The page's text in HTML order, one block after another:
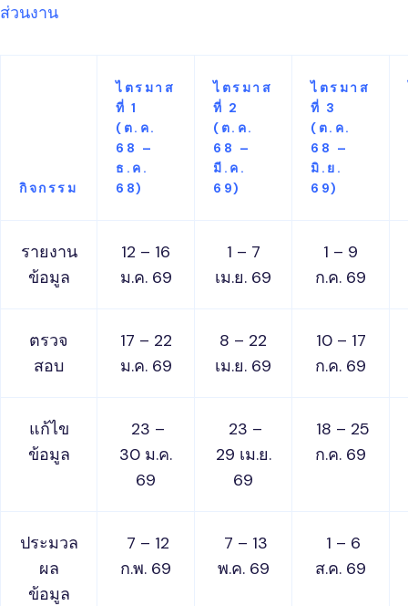
ส่วนงาน
กิจกรรม
ไตรมาส
ที่ 1
(ต.ค.
68 –
ธ.ค.
68)
ไตรมาส
ที่ 2
(ต.ค.
68 –
มี.ค.
69)
ไตรมาส
ที่ 3
(ต.ค.
68 –
มิ.ย.
69)
รายงาน
ข้อมูล
12 – 16
ม.ค. 69
1 – 7
เม.ย. 69
1 – 9
ก.ค. 69
ตรวจ
สอบ
17 – 22
ม.ค. 69
8 – 22
เม.ย. 69
10 – 17
ก.ค. 69
แก้ไข
ข้อมูล
23 –
30 ม.ค.
69
23 –
29 เม.ย.
69
18 – 25
ก.ค. 69
ประมวล
ผล
ข้อมูล
7 – 12
ก.พ. 69
7 – 13
พ.ค. 69
1 – 6
ส.ค. 69